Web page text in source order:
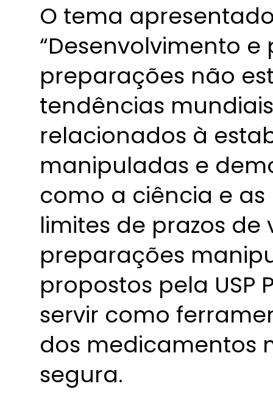
O tema
“Desenvolvimento
preparações não
tendências
relacionados à
manipuladas e
como a ciência e
limites de prazos
preparações
propostos pela
servir como
dos medicamentos
segura.